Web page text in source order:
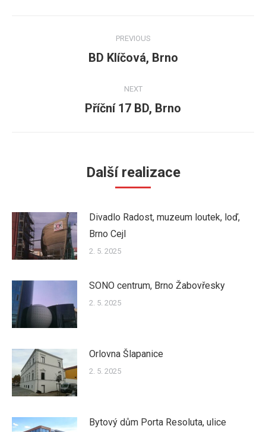
navigation
PREVIOUS
Previous
BD Klíčová, Brno
NEXT
Next
Příční 17 BD, Brno
Další realizace
Divadlo Radost, muzeum loutek, loď,
Brno Cejl
2. 5. 2025
SONO centrum, Brno Žabovřesky
2. 5. 2025
Orlovna Šlapanice
2. 5. 2025
Bytový dům Porta Resoluta, ulice